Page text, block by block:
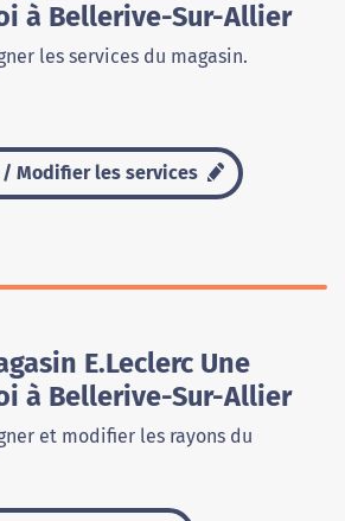
à Bellerive-Sur-Allier
les services du magasin.
Modifier les services
E.Leclerc Une
à Bellerive-Sur-Allier
et modifier les rayons du